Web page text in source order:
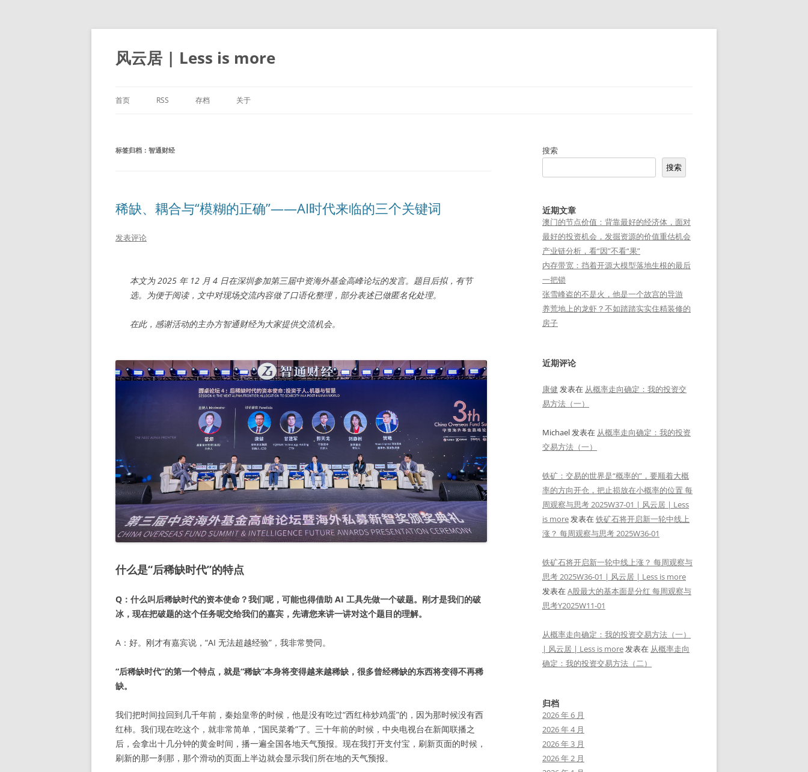
跳
正
文
风云居 | Less is more
首页 RSS 存档 关于
标签归档： 智通财经
稀缺、耦合与“模糊的正确”——AI时代来临的三个关键词
发表评论
本文为 2025 年 12 月 4 日在深圳参加第三届中资海外基金高峰论坛的发言。题目后拟，有节
选。为便于阅读，文中对现场交流内容做了口语化整理，部分表述已做匿名化处理。
在此，感谢活动的主办方智通财经为大家提供交流机会。
什么是“后稀缺时代”的特点
Q：什么叫后稀缺时代的资本使命？我们呢，可能也得借助 AI 工具先做一个破题。刚才是我们的破
冰，现在把破题的这个任务呢交给我们的嘉宾，先请您来讲一讲对这个题目的理解。
A：好。刚才有嘉宾说，“AI 无法超越经验”，我非常赞同。
“后稀缺时代”的第一个特点，就是“稀缺”本身将变得越来越稀缺，很多曾经稀缺的东西将变得不再稀
缺。
我们把时间拉回到几千年前，秦始皇帝的时候，他是没有吃过“西红柿炒鸡蛋”的，因为那时候没有西
红柿。我们现在吃这个，就非常简单，“国民菜肴”了。三十年前的时候，中央电视台在新闻联播之
后，会拿出十几分钟的黄金时间，播一遍全国各地天气预报。现在我打开支付宝，刷新页面的时候，
刷新的那一刹那，那个滑动的页面上半边就会显示我们所在地的天气预报。
搜索
搜索
近期文章
澳门的节点价值：背靠最好的经济体，面对
最好的投资机会，发掘资源的价值重估机会
产业链分析，看“因”不看“果”
内存带宽：挡着开源大模型落地生根的最后
一把锁
张雪峰盗的不是火，他是一个故宫的导游
养荒地上的龙虾？不如踏踏实实住精装修的
房子
近期评论
康健 发表在 从概率走向确定：我的投资交
易方法（一）
Michael发表在 从概率走向确定：我的投资
交易方法（一）
铁矿：交易的世界是“概率的”，要顺着大概
率的方向开仓，把止损放在小概率的位置 每
周观察与思考 2025W37-01 | 风云居 | Less
is more发表在铁矿石将开启新一轮中线上
涨？ 每周观察与思考 2025W36-01
铁矿石将开启新一轮中线上涨？ 每周观察与
思考 2025W36-01 | 风云居 | Less is more
发表在A股最大的基本面是分红 每周观察与
思考Y2025W11-01
从概率走向确定：我的投资交易方法（一）
| 风云居 | Less is more发表在 从概率走向
确定：我的投资交易方法（二）
归档
2026 年 6 月
2026 年 4 月
2026 年 3 月
2026 年 2 月